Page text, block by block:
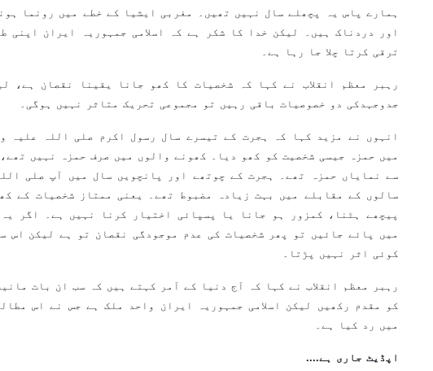
ہمارے پاس یہ پچھلے سال نہیں تھیں۔ مغربی ایشیا کے خطے میں رونما
اور دردناک ہیں۔ لیکن خدا کا شکر ہے کہ اسلامی جمہوریہ ایران اپنی
ترقی کرتا چلا جا رہا ہے۔
رہبر معظم انقلاب نے کہا کہ شخصیات کا کھو جانا یقینا نقصان ہے،
جدوجہدکی دو خصوصیات باقی رہیں تو مجموعی تحریک متاثر نہیں ہوگی۔
انہوں نے مزید کہا کہ ہجرت کے تیسرے سال رسول اکرم صلی اللہ علیہ
میں حمزہ جیسی شخصیت کو کھو دیا۔ کھونے والوں میں صرف حمزہ نہیں
سے نمایاں حمزہ تھے۔ ہجرت کے چوتھے اور پانچویں سال میں آپ صلی
سالوں کے مقابلے میں بہت زیادہ مضبوط تھے۔ یعنی ممتاز شخصیات کے
پیچھے ہٹنا، کمزور ہو جانا یا پسپائی اختیار کرنا نہیں ہے۔ اگر
میں پائے جائیں تو پھر شخصیات کی عدم موجودگی نقصان تو ہے لیکن اس
کوئی اثر نہیں پڑتا۔
رہبر معظم انقلاب نے کہا کہ آج دنیا کے آمر کہتے ہیں کہ سب ان بات
کو مقدم رکھیں لیکن اسلامی جمہوریہ ایران واحد ملک ہے جس نے اس
میں رد کیا ہے۔
اپڈیٹ جاری ہے....